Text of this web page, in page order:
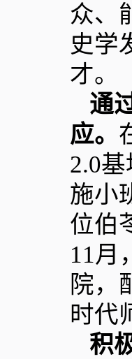
众、
史学
才。
通
应。
2.0基
施小
位伯
11月
院，
时代
积